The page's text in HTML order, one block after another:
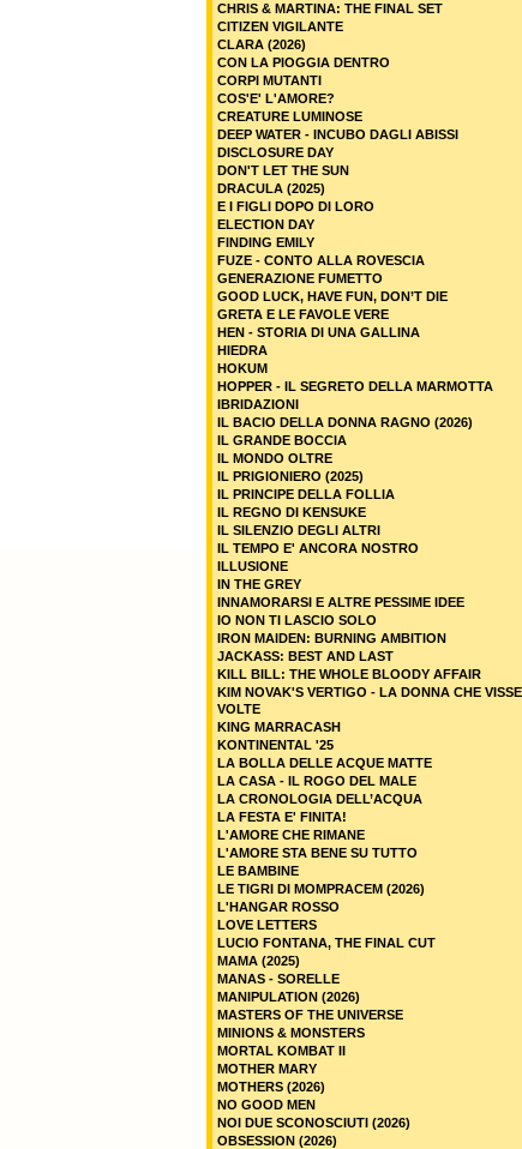
CHRIS & MARTINA: THE FINAL SET
CITIZEN VIGILANTE
CLARA (2026)
CON LA PIOGGIA DENTRO
CORPI MUTANTI
COS'E' L'AMORE?
CREATURE LUMINOSE
DEEP WATER - INCUBO DAGLI ABISSI
DISCLOSURE DAY
DON'T LET THE SUN
DRACULA (2025)
E I FIGLI DOPO DI LORO
ELECTION DAY
FINDING EMILY
FUZE - CONTO ALLA ROVESCIA
GENERAZIONE FUMETTO
GOOD LUCK, HAVE FUN, DON’T DIE
GRETA E LE FAVOLE VERE
HEN - STORIA DI UNA GALLINA
HIEDRA
HOKUM
HOPPER - IL SEGRETO DELLA MARMOTTA
IBRIDAZIONI
IL BACIO DELLA DONNA RAGNO (2026)
IL GRANDE BOCCIA
IL MONDO OLTRE
IL PRIGIONIERO (2025)
IL PRINCIPE DELLA FOLLIA
IL REGNO DI KENSUKE
IL SILENZIO DEGLI ALTRI
IL TEMPO E' ANCORA NOSTRO
ILLUSIONE
IN THE GREY
INNAMORARSI E ALTRE PESSIME IDEE
IO NON TI LASCIO SOLO
IRON MAIDEN: BURNING AMBITION
JACKASS: BEST AND LAST
KILL BILL: THE WHOLE BLOODY AFFAIR
KIM NOVAK'S VERTIGO - LA DONNA CHE
VOLTE
KING MARRACASH
KONTINENTAL '25
LA BOLLA DELLE ACQUE MATTE
LA CASA - IL ROGO DEL MALE
LA CRONOLOGIA DELL’ACQUA
LA FESTA E' FINITA!
L'AMORE CHE RIMANE
L'AMORE STA BENE SU TUTTO
LE BAMBINE
LE TIGRI DI MOMPRACEM (2026)
L'HANGAR ROSSO
LOVE LETTERS
LUCIO FONTANA, THE FINAL CUT
MAMA (2025)
MANAS - SORELLE
MANIPULATION (2026)
MASTERS OF THE UNIVERSE
MINIONS & MONSTERS
MORTAL KOMBAT II
MOTHER MARY
MOTHERS (2026)
NO GOOD MEN
NOI DUE SCONOSCIUTI (2026)
OBSESSION (2026)